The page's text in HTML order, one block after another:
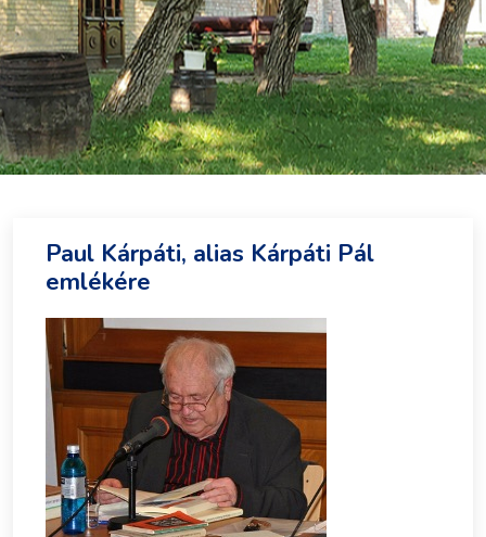
Paul Kárpáti, alias Kárpáti Pál
emlékére